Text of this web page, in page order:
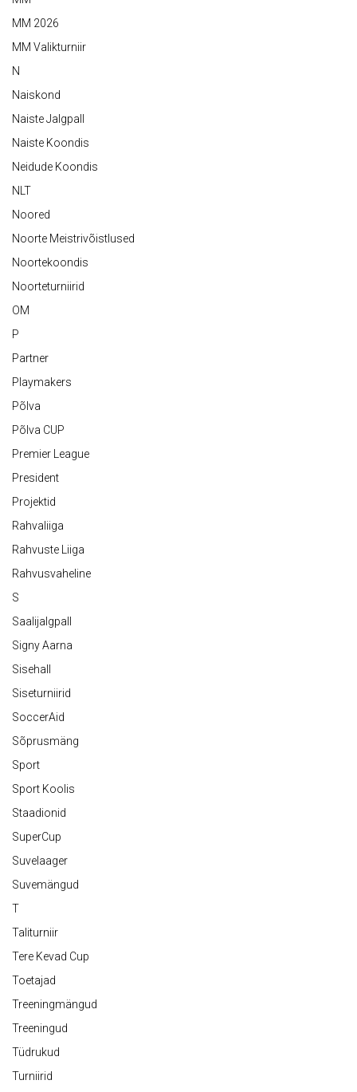
MM 2026
MM Valikturniir
N
Naiskond
Naiste Jalgpall
Naiste Koondis
Neidude Koondis
NLT
Noored
Noorte Meistrivõistlused
Noortekoondis
Noorteturniirid
OM
P
Partner
Playmakers
Põlva
Põlva CUP
Premier League
President
Projektid
Rahvaliiga
Rahvuste Liiga
Rahvusvaheline
S
Saalijalgpall
Signy Aarna
Sisehall
Siseturniirid
SoccerAid
Sõprusmäng
Sport
Sport Koolis
Staadionid
SuperCup
Suvelaager
Suvemängud
T
Taliturniir
Tere Kevad Cup
Toetajad
Treeningmängud
Treeningud
Tüdrukud
Turniirid